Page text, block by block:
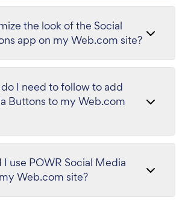
the look of the Social
app on my Web.com site?
I need to follow to add
Buttons to my Web.com
use POWR Social Media
Web.com site?